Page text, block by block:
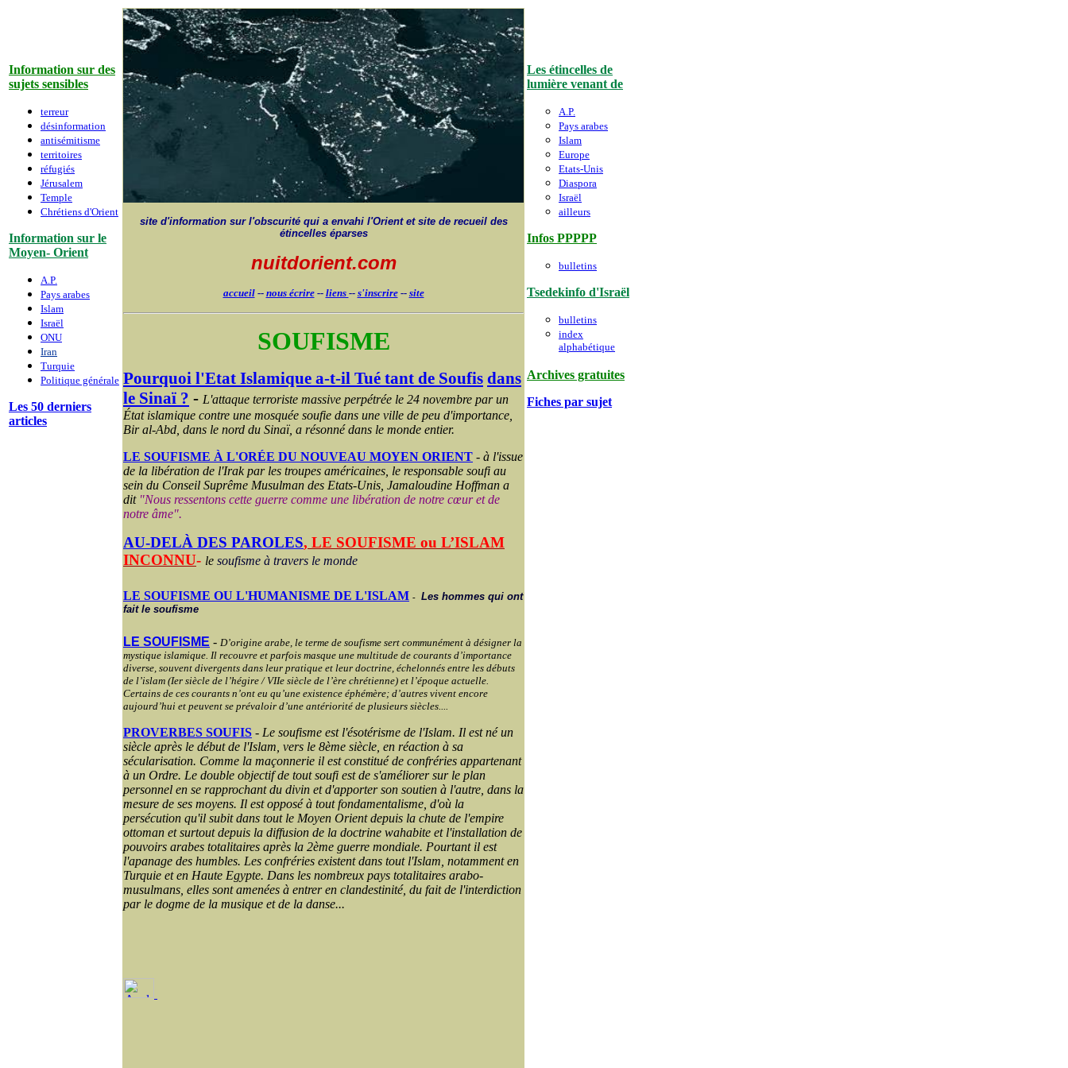
Information sur des
sujets sensibles
terreur
désinformation
antisémitisme
territoires
réfugiés
Jérusalem
Temple
Chrétiens d'Orient
Information sur le
Moyen- Orient
A.P.
Pays arabes
Islam
Israël
ONU
Iran
Turquie
Politique générale
Les 50 derniers
articles
site d'information sur l'obscurité qui a envahi l'Orient et site de recueil des
étincelles éparses
nuitdorient.com
accueil-- nous écrire-- liens -- s'inscrire-- site
SOUFISME
Pourquoi l'Etat Islamique a-t-il Tué tant de Soufis dans
le Sinaï ? - L'attaque terroriste massive perpétrée le 24 novembre par un
État islamique contre une mosquée soufie dans une ville de peu d'importance,
Bir al-Abd, dans le nord du Sinaï, a résonné dans le monde entier.
LE SOUFISME À L'ORÉE DU NOUVEAU MOYEN ORIENT - à l'issue
de la libération de l'Irak par les troupes américaines, le responsable soufi au
sein du Conseil Suprême Musulman des Etats-Unis, Jamaloudine Hoffman a
dit"Nous ressentons cette guerre comme une libération de notre cœur et de
notre âme".
AU-DELÀ DES PAROLES, LE SOUFISME ou L’ISLAM
INCONNU- le soufisme à travers le monde
LE SOUFISME OU L'HUMANISME DE L'ISLAM - Les hommes qui ont
fait le soufisme
LE SOUFISME - D’origine arabe, le terme de soufisme sert communément à désigner la
mystique islamique. Il recouvre et parfois masque une multitude de courants d’importance
diverse, souvent divergents dans leur pratique et leur doctrine, échelonnés entre les débuts
de l’islam (Ier siècle de l’hégire / VIIe siècle de l’ère chrétienne) et l’époque actuelle.
Certains de ces courants n’ont eu qu’une existence éphémère; d’autres vivent encore
aujourd’hui et peuvent se prévaloir d’une antériorité de plusieurs siècles....
PROVERBES SOUFIS - Le soufisme est l'ésotérisme de l'Islam. Il est né un
siècle après le début de l'Islam, vers le 8ème siècle, en réaction à sa
sécularisation. Comme la maçonnerie il est constitué de confréries appartenant
à un Ordre. Le double objectif de tout soufi est de s'améliorer sur le plan
personnel en se rapprochant du divin et d'apporter son soutien à l'autre, dans la
mesure de ses moyens. Il est opposé à tout fondamentalisme, d'où la
persécution qu'il subit dans tout le Moyen Orient depuis la chute de l'empire
ottoman et surtout depuis la diffusion de la doctrine wahabite et l'installation de
pouvoirs arabes totalitaires après la 2ème guerre mondiale. Pourtant il est
l'apanage des humbles. Les confréries existent dans tout l'Islam, notamment en
Turquie et en Haute Egypte. Dans les nombreux pays totalitaires arabo-
musulmans, elles sont amenées à entrer en clandestinité, du fait de l'interdiction
par le dogme de la musique et de la danse...
Les étincelles de
lumière venant de
A.P.
Pays arabes
Islam
Europe
Etats-Unis
Diaspora
Israël
ailleurs
Infos PPPPP
bulletins
Tsedekinfo d'Israël
bulletins
index
alphabétique
Archives gratuites
Fiches par sujet